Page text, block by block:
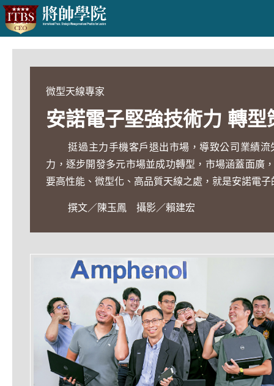
微型天線專家
安諾電子堅強技術力 轉型
挺過主力手機客戶退出市場，導致公司業績
力，逐步開發多元市場並成功轉型，市場涵蓋面廣
要高性能、微型化、高品質天線之處，就是安諾電
撰文／陳玉鳳 攝影／賴建宏